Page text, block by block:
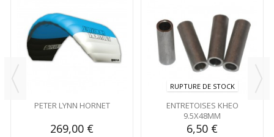
PETER LYNN HORNET
269,00 €
RUPTURE DE STOCK
ENTRETOISES KHEO
9.5X48MM
6,50 €